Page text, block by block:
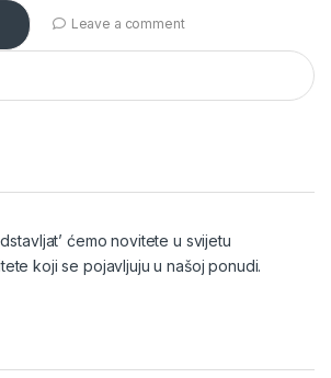
Leave a comment
ćemo novitete u svijetu
koji se pojavljuju u našoj ponudi.